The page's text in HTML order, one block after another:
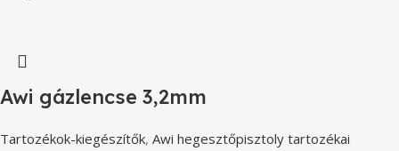
Awi gázlencse 3,2mm
Tartozékok-kiegészítők, Awi hegesztőpisztoly tartozékai